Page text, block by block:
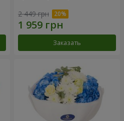
2 449 грн
Заказать